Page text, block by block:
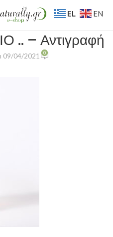
.. – Αντιγραφή
09/04/2021 0
EL EN